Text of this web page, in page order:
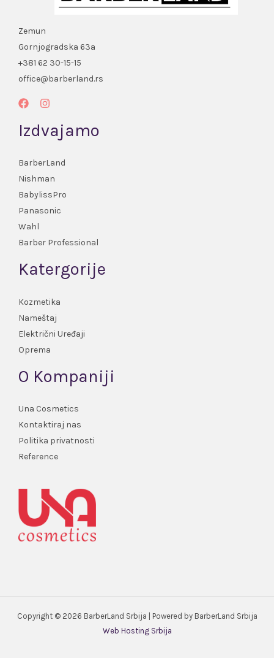
Zemun
Gornjogradska 63a
+381 62 30-15-15
office@barberland.rs
Izdvajamo
BarberLand
Nishman
BabylissPro
Panasonic
Wahl
Barber Professional
Katergorije
Kozmetika
Nameštaj
Električni Uređaji
Oprema
O Kompaniji
Una Cosmetics
Kontaktiraj nas
Politika privatnosti
Reference
Copyright © 2026 BarberLand Srbija | Powered by BarberLand Srbija
Web Hosting Srbija